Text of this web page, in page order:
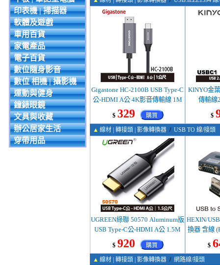
印表機 | 掃描器
軟體及遊戲
車用百貨
家電產品
電子百貨
數位隨身影音
數位 相機 | 攝影機
運動與健身
鐘錶眼鏡
文具與收藏
辦公居家生活
穿帶用品
Gigastone HC-2100B USB Type-C
公-HDMI A公 4K影音傳輸線 1M
$ 329 購買
KINYO金
傳輸線
$
▲ 線材 | 轉接頭 | 影像轉換器 / USB TO 線/接頭
UGREEN綠聯 50570 Aluminum版
USB Type-C公-HDMI A公 1.5M
$ 920 購買
HEXIN/
換器 含線
$
▲ 線材 | 轉接頭 | 影像轉換器 / 網路線/接頭